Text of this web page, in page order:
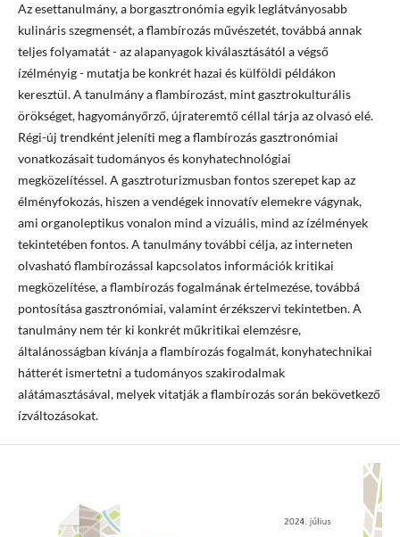
Az esettanulmány, a borgasztronómia egyik leglátványosabb
kulináris szegmensét, a flambírozás művészetét, továbbá annak
teljes folyamatát - az alapanyagok kiválasztásától a végső
ízélményig - mutatja be konkrét hazai és külföldi példákon
keresztül. A tanulmány a flambírozást, mint gasztrokulturális
örökséget, hagyományőrző, újrateremtő céllal tárja az olvasó elé.
Régi-új trendként jeleníti meg a flambírozás gasztronómiai
vonatkozásait tudományos és konyhatechnológiai
megközelítéssel. A gasztroturizmusban fontos szerepet kap az
élményfokozás, hiszen a vendégek innovatív elemekre vágynak,
ami organoleptikus vonalon mind a vizuális, mind az ízélmények
tekintetében fontos. A tanulmány további célja, az interneten
olvasható flambírozással kapcsolatos információk kritikai
megközelítése, a flambírozás fogalmának értelmezése, továbbá
pontosítása gasztronómiai, valamint érzékszervi tekintetben. A
tanulmány nem tér ki konkrét műkritikai elemzésre,
általánosságban kívánja a flambírozás fogalmát, konyhatechnikai
hátterét ismertetni a tudományos szakirodalmak
alátámasztásával, melyek vitatják a flambírozás során bekövetkező
ízváltozásokat.